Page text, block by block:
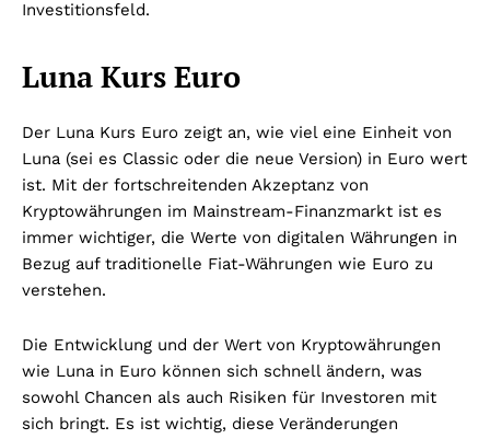
Investitionsfeld.
Luna Kurs Euro
Der Luna Kurs Euro zeigt an, wie viel eine Einheit von
Luna (sei es Classic oder die neue Version) in Euro wert
ist. Mit der fortschreitenden Akzeptanz von
Kryptowährungen im Mainstream-Finanzmarkt ist es
immer wichtiger, die Werte von digitalen Währungen in
Bezug auf traditionelle Fiat-Währungen wie Euro zu
verstehen.
Die Entwicklung und der Wert von Kryptowährungen
wie Luna in Euro können sich schnell ändern, was
sowohl Chancen als auch Risiken für Investoren mit
sich bringt. Es ist wichtig, diese Veränderungen